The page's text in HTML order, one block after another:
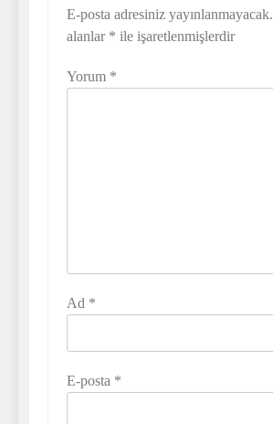
E-posta adresiniz yayınlanmayacak.
alanlar * ile işaretlenmişlerdir
Yorum *
Ad *
E-posta *